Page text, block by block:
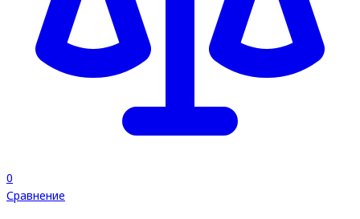
0
Сравнение